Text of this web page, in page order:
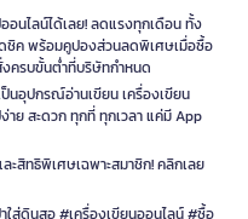
อนไลน์ได้เลย! ลดแรงทุกเดือน ทั้ง
ชิค พร้อมคูปองส่วนลดพิเศษเมื่อซื้อ
งครบขั้นต่ำที่บริษัทกำหนด
นอุปกรณ์อ่านเขียน เครื่องเขียน
ย สะดวก ทุกที่ ทุกเวลา แค่มี App
ะสิทธิพิเศษเฉพาะสมาชิก! คลิกเลย
ใส่ดินสอ #เครื่องเขียนออนไลน์ #ซื้อ